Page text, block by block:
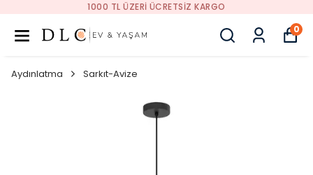
1000 TL ÜZERI ÜCRETSIZ KARGO
0
Aydınlatma Sarkıt-Avize